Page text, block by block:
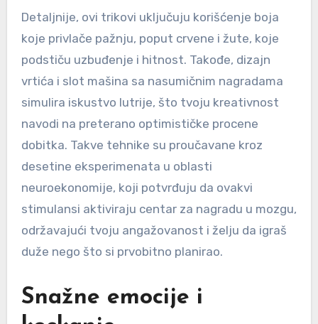
Detaljnije, ovi trikovi uključuju korišćenje boja
koje privlače pažnju, poput crvene i žute, koje
podstiču uzbuđenje i hitnost. Takođe, dizajn
vrtića i slot mašina sa nasumičnim nagradama
simulira iskustvo lutrije, što tvoju kreativnost
navodi na preterano optimističke procene
dobitka. Takve tehnike su proučavane kroz
desetine eksperimenata u oblasti
neuroekonomije, koji potvrđuju da ovakvi
stimulansi aktiviraju centar za nagradu u mozgu,
održavajući tvoju angažovanost i želju da igraš
duže nego što si prvobitno planirao.
Snažne emocije i